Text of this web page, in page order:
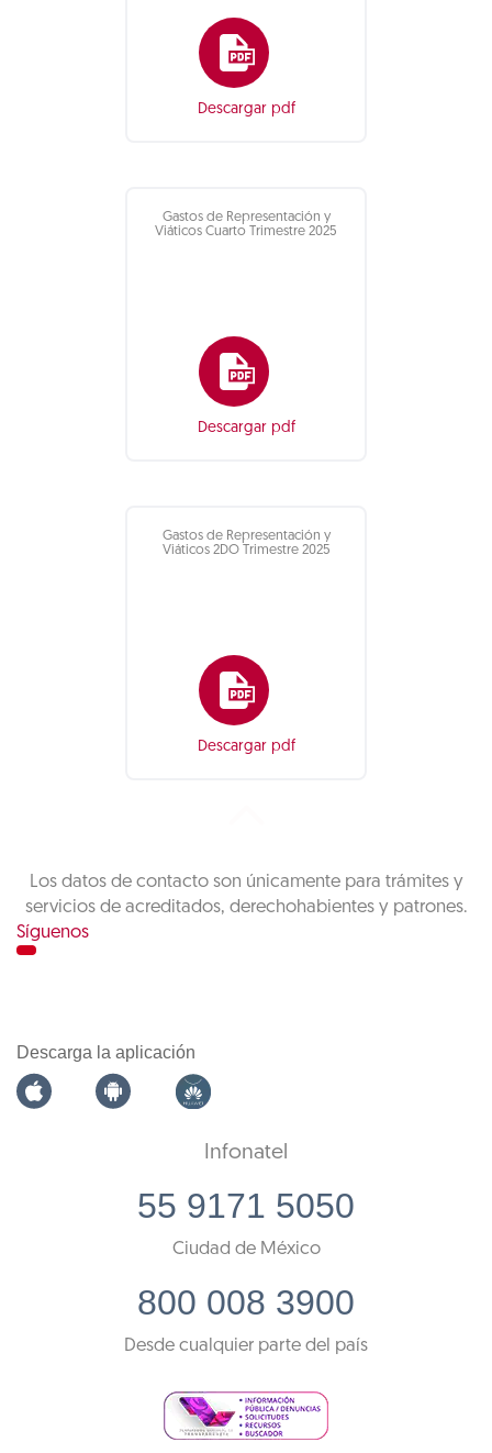
Descargar pdf
Gastos de Representación y
Viáticos Cuarto Trimestre 2025
Descargar pdf
Gastos de Representación y
Viáticos 2DO Trimestre 2025
Descargar pdf
Los datos de contacto son únicamente para trámites y
servicios de acreditados, derechohabientes y patrones.
Síguenos
Descarga la aplicación
Infonatel
55 9171 5050
Ciudad de México
800 008 3900
Desde cualquier parte del país